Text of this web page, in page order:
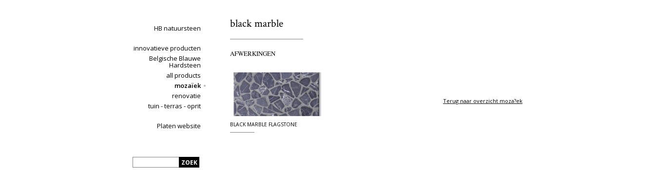
HB natuursteen
innovatieve producten
Belgische Blauwe
Hardsteen
all products
mozaïek
renovatie
tuin - terras - oprit
Platen website
black marble
AFWERKINGEN
BLACK MARBLE FLAGSTONE
Terug naar overzicht moza?ek